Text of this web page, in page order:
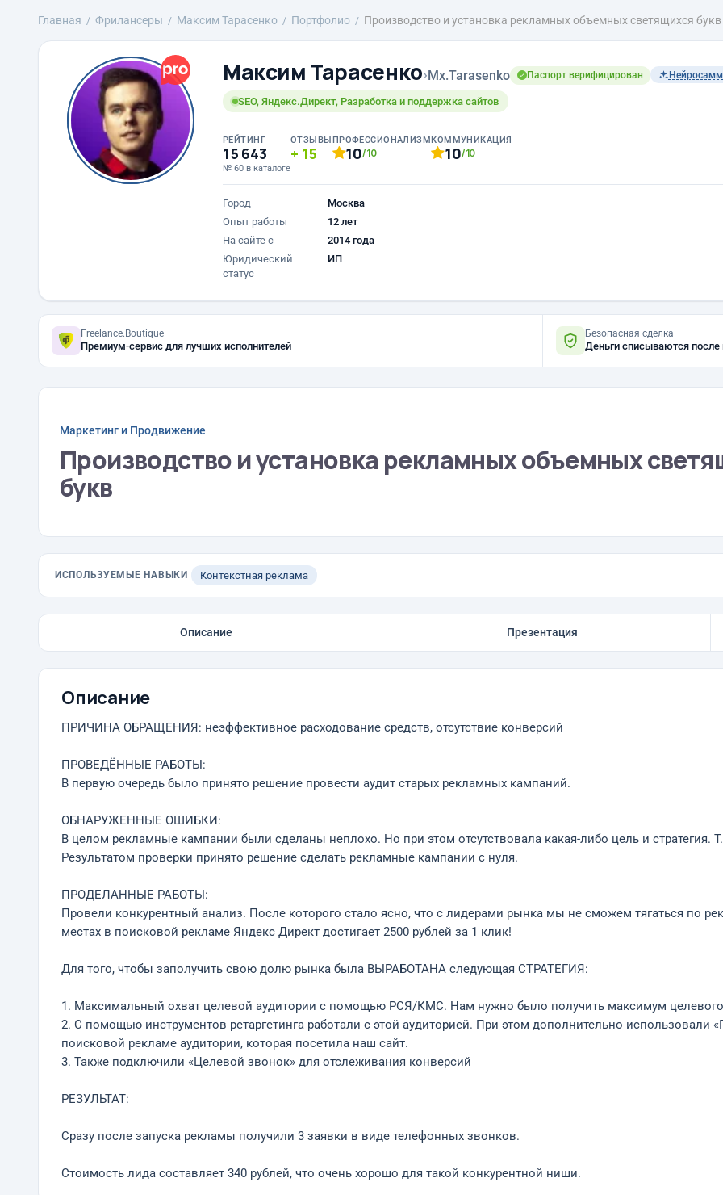
Главная Фрилансеры Максим Тарасенко Портфолио Производство и установка рекламных объемных светящихся букв
Максим Тарасенко›Mx.Tarasenko Паспорт верифицирован
SEO, Яндекс.Директ, Разработка и поддержка сайтов
РЕЙТИНГ
15 643
№ 60 в каталоге
ОТЗЫВЫ
15
ПРОФЕССИОНАЛИЗМ
10/10
КОММУНИКАЦИЯ
10/10
Город
Москва
Опыт работы
12 лет
На сайте с
2014 года
Юридический
статус
ИП
Freelance.Boutique
Премиум-сервис для лучших исполнителей
Безопасная сделка
Деньги списываются после
Маркетинг и Продвижение
Производство и установка рекламных объемных
букв
ИСПОЛЬЗУЕМЫЕ НАВЫКИ Контекстная реклама
Описание Презентация
Описание
ПРИЧИНА ОБРАЩЕНИЯ: неэффективное расходование средств, отсутствие конверсий
ПРОВЕДЁННЫЕ РАБОТЫ:
В первую очередь было принято решение провести аудит старых рекламных кампаний.
ОБНАРУЖЕННЫЕ ОШИБКИ:
В целом рекламные кампании были сделаны неплохо. Но при этом отсутствовала какая-либо цель и стратегия.
Результатом проверки принято решение сделать рекламные кампании с нуля.
ПРОДЕЛАННЫЕ РАБОТЫ:
Провели конкурентный анализ. После которого стало ясно, что с лидерами рынка мы не сможем тягаться по
местах в поисковой рекламе Яндекс Директ достигает 2500 рублей за 1 клик!
Для того, чтобы заполучить свою долю рынка была ВЫРАБОТАНА следующая СТРАТЕГИЯ:
1. Максимальный охват целевой аудитории с помощью РСЯ/КМС. Нам нужно было получить максимум целевого
2. С помощью инструментов ретаргетинга работали с этой аудиторией. При этом дополнительно использовали
поисковой рекламе аудитории, которая посетила наш сайт.
3. Также подключили «Целевой звонок» для отслеживания конверсий
РЕЗУЛЬТАТ:
Сразу после запуска рекламы получили 3 заявки в виде телефонных звонков.
Стоимость лида составляет 340 рублей, что очень хорошо для такой конкурентной ниши.